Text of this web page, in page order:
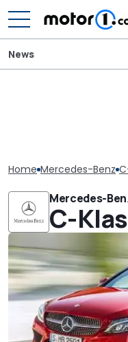
News
Home Mercedes-Benz
Mercedes-
C-